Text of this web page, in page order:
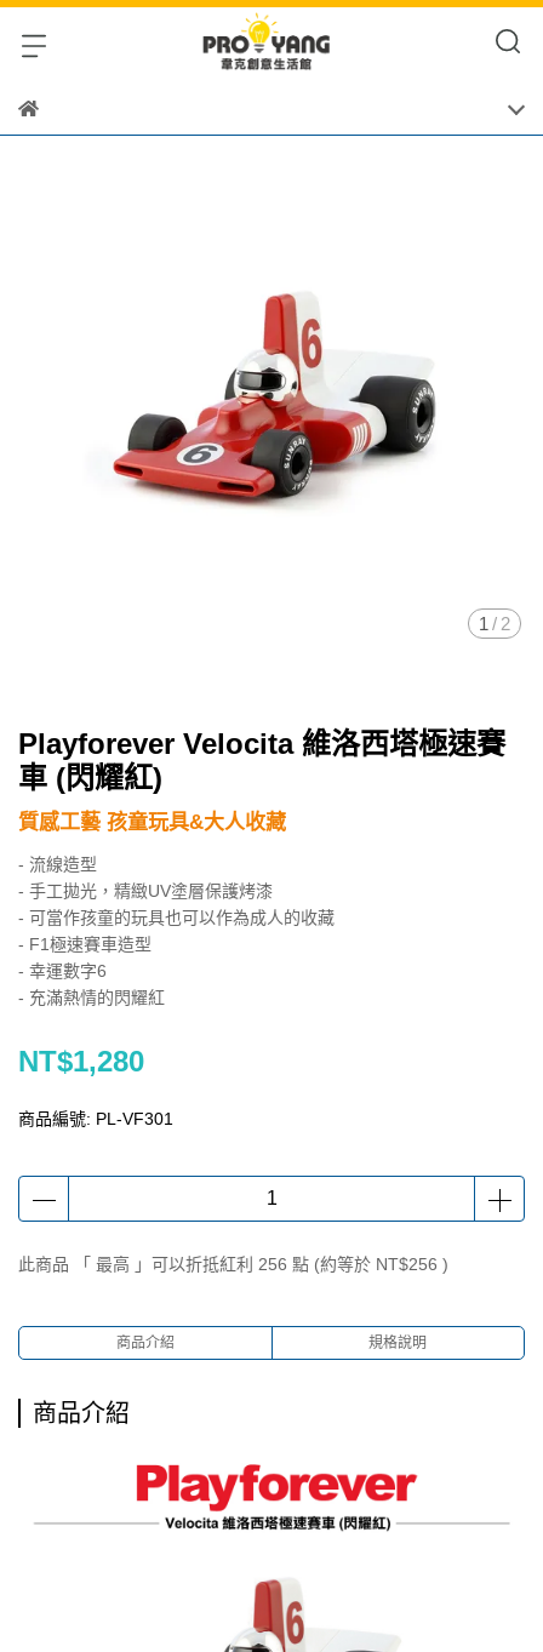
1 / 2
Playforever Velocita 維洛西塔極速賽
車 (閃耀紅)
- 流線造型
- 手工拋光，精緻UV塗層保護烤漆
- 可當作孩童的玩具也可以作為成人的收藏
- F1極速賽車造型
- 幸運數字6
- 充滿熱情的閃耀紅
質感工藝 孩童玩具&大人收藏
NT$1,280
商品編號: PL-VF301
此商品 「 最高 」可以折抵紅利 256 點 (約等於 NT$256 )
商品介紹 規格說明
商品介紹